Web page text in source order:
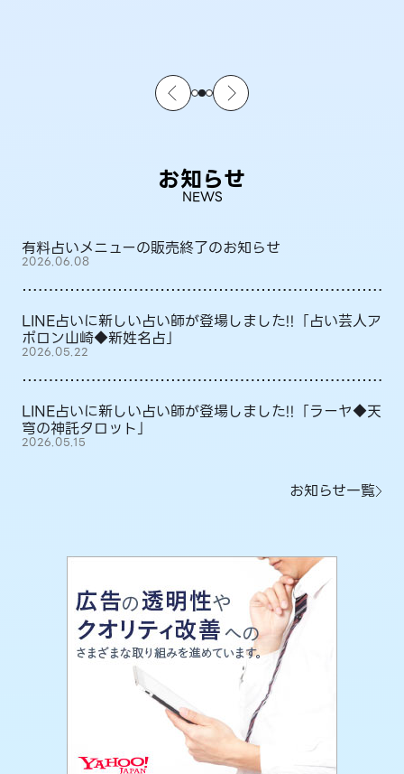
お知らせ
NEWS
有料占いメニューの販売終了のお知らせ
2026.06.08
LINE占いに新しい占い師が登場しました!!「占い芸人ア
ポロン山崎◆新姓名占」
2026.05.22
LINE占いに新しい占い師が登場しました!!「ラーヤ◆天
穹の神託タロット」
2026.05.15
お知らせ一覧